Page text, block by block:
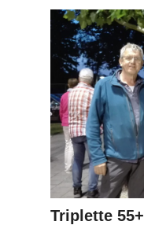
Triplette 55+